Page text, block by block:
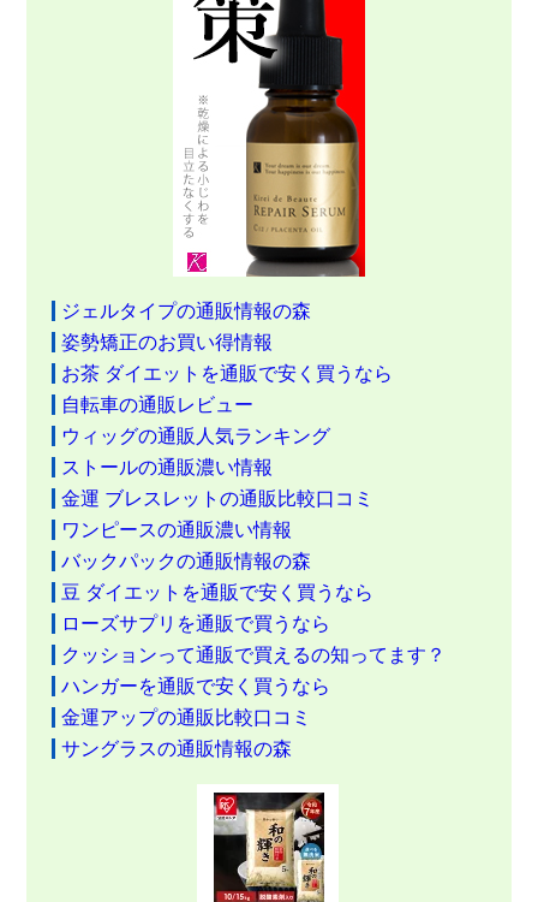
ジェルタイプの通販情報の森
姿勢矯正のお買い得情報
お茶 ダイエットを通販で安く買うなら
自転車の通販レビュー
ウィッグの通販人気ランキング
ストールの通販濃い情報
金運 ブレスレットの通販比較口コミ
ワンピースの通販濃い情報
バックパックの通販情報の森
豆 ダイエットを通販で安く買うなら
ローズサプリを通販で買うなら
クッションって通販で買えるの知ってます？
ハンガーを通販で安く買うなら
金運アップの通販比較口コミ
サングラスの通販情報の森